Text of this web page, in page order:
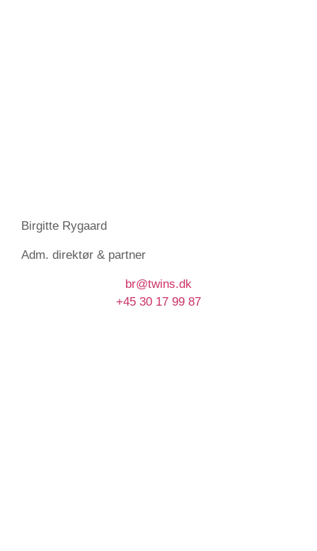
Birgitte Rygaard
Adm. direktør & partner
br@twins.dk
+45 30 17 99 87